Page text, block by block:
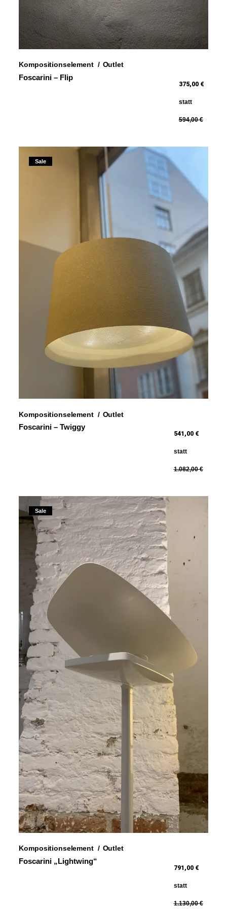
Foscarini – Flip
375,00 €
statt
594,00 €
Kompositionselement Outlet
Sale
Foscarini – Twiggy
541,00 €
statt
1.082,00 €
Kompositionselement Outlet
Sale
Foscarini „Lightwing“
791,00 €
statt
1.130,00 €
Kompositionselement Outlet